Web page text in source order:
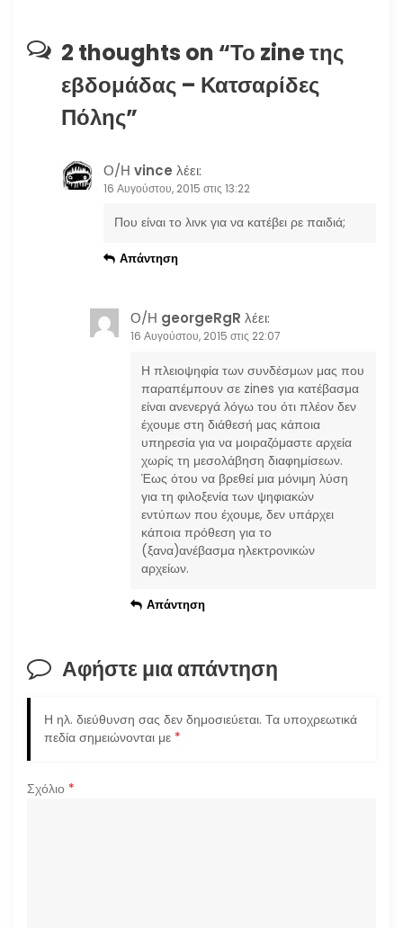
ά
2 thoughts on “Το zine της
εβδομάδας – Κατσαρίδες
Πόλης”
Ο/Η vince λέει:
16 Αυγούστου, 2015 στις 13:22
Που είναι το λινκ για να κατέβει ρε παιδιά;
Απάντηση
Ο/Η georgeRgR λέει:
16 Αυγούστου, 2015 στις 22:07
Η πλειοψηφία των συνδέσμων μας που
παραπέμπουν σε zines για κατέβασμα
είναι ανενεργά λόγω του ότι πλέον δεν
έχουμε στη διάθεσή μας κάποια
υπηρεσία για να μοιραζόμαστε αρχεία
χωρίς τη μεσολάβηση διαφημίσεων.
Έως ότου να βρεθεί μια μόνιμη λύση
για τη φιλοξενία των ψηφιακών
εντύπων που έχουμε, δεν υπάρχει
κάποια πρόθεση για το
(ξανα)ανέβασμα ηλεκτρονικών
αρχείων.
Απάντηση
Αφήστε μια απάντηση
Η ηλ. διεύθυνση σας δεν δημοσιεύεται. Τα υποχρεωτικά
πεδία σημειώνονται με *
Σχόλιο *